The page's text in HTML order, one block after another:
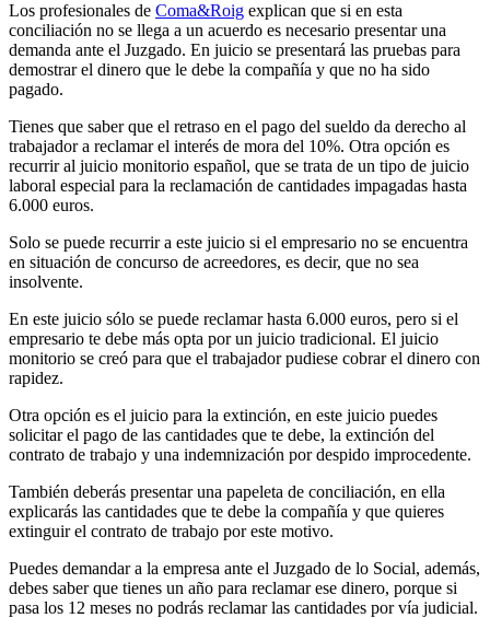
Los profesionales de Coma&Roig explican que si en esta
conciliación no se llega a un acuerdo es necesario presentar una
demanda ante el Juzgado. En juicio se presentará las pruebas para
demostrar el dinero que le debe la compañía y que no ha sido
pagado.
Tienes que saber que el retraso en el pago del sueldo da derecho al
trabajador a reclamar el interés de mora del 10%. Otra opción es
recurrir al juicio monitorio español, que se trata de un tipo de juicio
laboral especial para la reclamación de cantidades impagadas hasta
6.000 euros.
Solo se puede recurrir a este juicio si el empresario no se encuentra
en situación de concurso de acreedores, es decir, que no sea
insolvente.
En este juicio sólo se puede reclamar hasta 6.000 euros, pero si el
empresario te debe más opta por un juicio tradicional. El juicio
monitorio se creó para que el trabajador pudiese cobrar el dinero con
rapidez.
Otra opción es el juicio para la extinción, en este juicio puedes
solicitar el pago de las cantidades que te debe, la extinción del
contrato de trabajo y una indemnización por despido improcedente.
También deberás presentar una papeleta de conciliación, en ella
explicarás las cantidades que te debe la compañía y que quieres
extinguir el contrato de trabajo por este motivo.
Puedes demandar a la empresa ante el Juzgado de lo Social, además,
debes saber que tienes un año para reclamar ese dinero, porque si
pasa los 12 meses no podrás reclamar las cantidades por vía judicial.